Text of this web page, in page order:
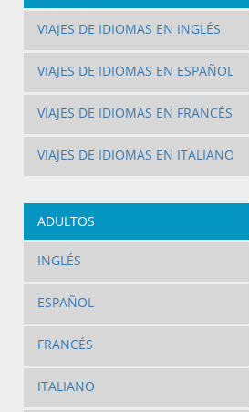
VIAJES DE IDIOMAS EN INGLÉS
VIAJES DE IDIOMAS EN ESPAÑOL
VIAJES DE IDIOMAS EN FRANCÉS
VIAJES DE IDIOMAS EN ITALIANO
ADULTOS
INGLÉS
ESPAÑOL
FRANCÉS
ITALIANO